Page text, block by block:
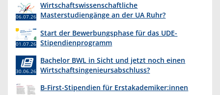
Wirtschaftswissenschaftliche
Masterstudiengänge an der UA Ruhr?
06.07.26
Start der Bewerbungsphase für das UDE-
Stipendienprogramm
01.07.26
Bachelor BWL in Sicht und jetzt noch einen
Wirtschaftsingenieursabschluss?
30.06.26
B-First-Stipendien für Erstakademiker:innen